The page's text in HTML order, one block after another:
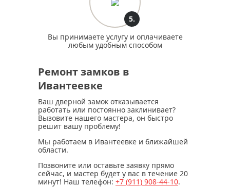
5.
Вы принимаете услугу и оплачиваете
любым удобным способом
Ремонт замков в
Ивантеевке
Ваш дверной замок отказывается
работать или постоянно заклинивает?
Вызовите нашего мастера, он быстро
решит вашу проблему!
Мы работаем в Ивантеевке и ближайшей
области.
Позвоните или оставьте заявку прямо
сейчас, и мастер будет у вас в течение 20
минут! Наш телефон: +7 (911) 908-44-10.